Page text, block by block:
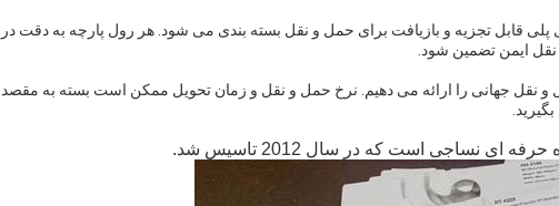
پلی قابل تجزیه و بازیافت برای حمل و نقل بسته بندی می شود. هر رول پارچه به دقت در
ایمن تضمین شود.
و نقل جهانی را ارائه می دهیم. نرخ حمل و نقل و زمان تحویل ممکن است بسته به مقصد